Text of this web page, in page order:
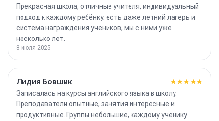
Прекрасная школа, отличные учителя, индивидуальный
подход к каждому ребёнку, есть даже летний лагерь и
система награждения учеников, мы с ними уже
несколько лет.
8 июля 2025
Лидия Бовшик ★★★★★
Записалась на курсы английского языка в школу.
Преподаватели опытные, занятия интересные и
продуктивные. Группы небольшие, каждому ученику